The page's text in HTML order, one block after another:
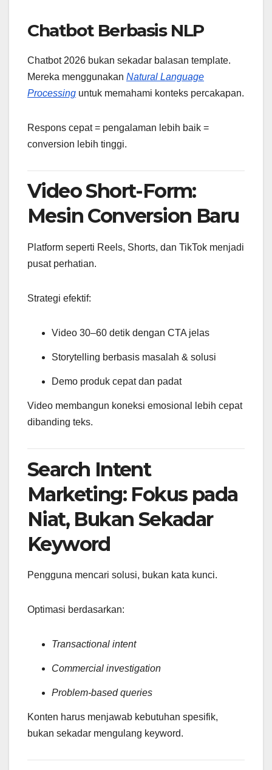
Chatbot Berbasis NLP
Chatbot 2026 bukan sekadar balasan template.
Mereka menggunakan Natural Language
Processing untuk memahami konteks percakapan.
Respons cepat = pengalaman lebih baik =
conversion lebih tinggi.
Video Short-Form:
Mesin Conversion Baru
Platform seperti Reels, Shorts, dan TikTok menjadi
pusat perhatian.
Strategi efektif:
Video 30–60 detik dengan CTA jelas
Storytelling berbasis masalah & solusi
Demo produk cepat dan padat
Video membangun koneksi emosional lebih cepat
dibanding teks.
Search Intent
Marketing: Fokus pada
Niat, Bukan Sekadar
Keyword
Pengguna mencari solusi, bukan kata kunci.
Optimasi berdasarkan:
Transactional intent
Commercial investigation
Problem-based queries
Konten harus menjawab kebutuhan spesifik,
bukan sekadar mengulang keyword.